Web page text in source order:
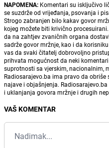
NAPOMENA: Komentari su isključivo
se suzdrže od vrijeđanja, psovanja i
Strogo zabranjen bilo kakav govor
kojeg možete biti krivično
da na zahtjev zvaničnih organa
sadrže govor mržnje, kao i da
vas da svaki čitatelj dobrovoljno
prihvata mogućnost da neki
suprotnosti sa vjerskim, nacionalnim,
Radiosarajevo.ba ima pravo da
najave i objašnjenja.
i uklanjanja govora mržnje i drugih
VAŠ KOMENTAR